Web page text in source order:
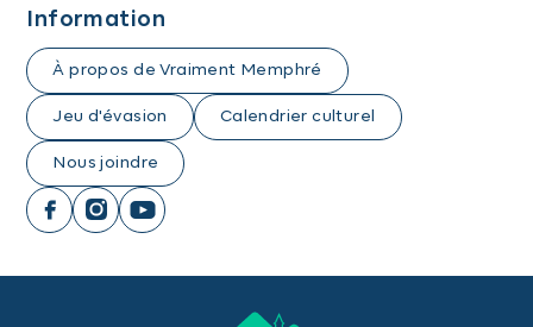
Information
À propos de Vraiment Memphré
Jeu d'évasion Calendrier culturel
Nous joindre